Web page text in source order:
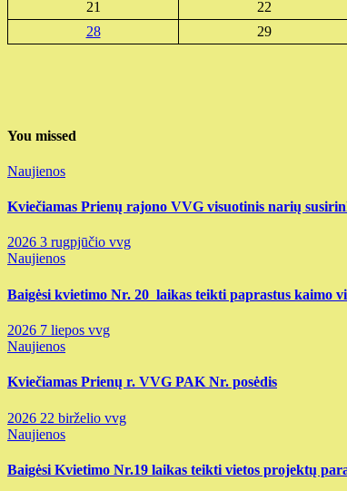
21
22
28
29
You missed
Naujienos
Kviečiamas Prienų rajono VVG visuotinis narių
2026 3 rugpjūčio vvg
Naujienos
Baigėsi kvietimo Nr. 20 laikas teikti paprastus kaimo
2026 7 liepos vvg
Naujienos
Kviečiamas Prienų r. VVG PAK Nr. posėdis
2026 22 birželio vvg
Naujienos
Baigėsi Kvietimo Nr.19 laikas teikti vietos projektų